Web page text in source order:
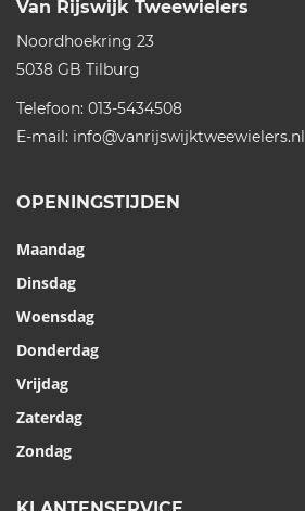
Van Rijswijk Tweewielers
Noordhoekring 23
5038 GB Tilburg
Telefoon: 013-5434508
E-mail: info@vanrijswijktweewielers.nl
OPENINGSTIJDEN
Maandag
Dinsdag
Woensdag
Donderdag
Vrijdag
Zaterdag
Zondag